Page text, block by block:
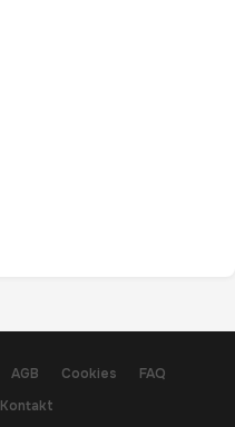
AGB Cookies
FAQ
Kontakt